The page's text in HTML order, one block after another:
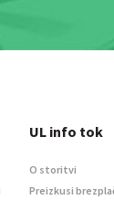
UL info tok
O storitvi
Preizkusi